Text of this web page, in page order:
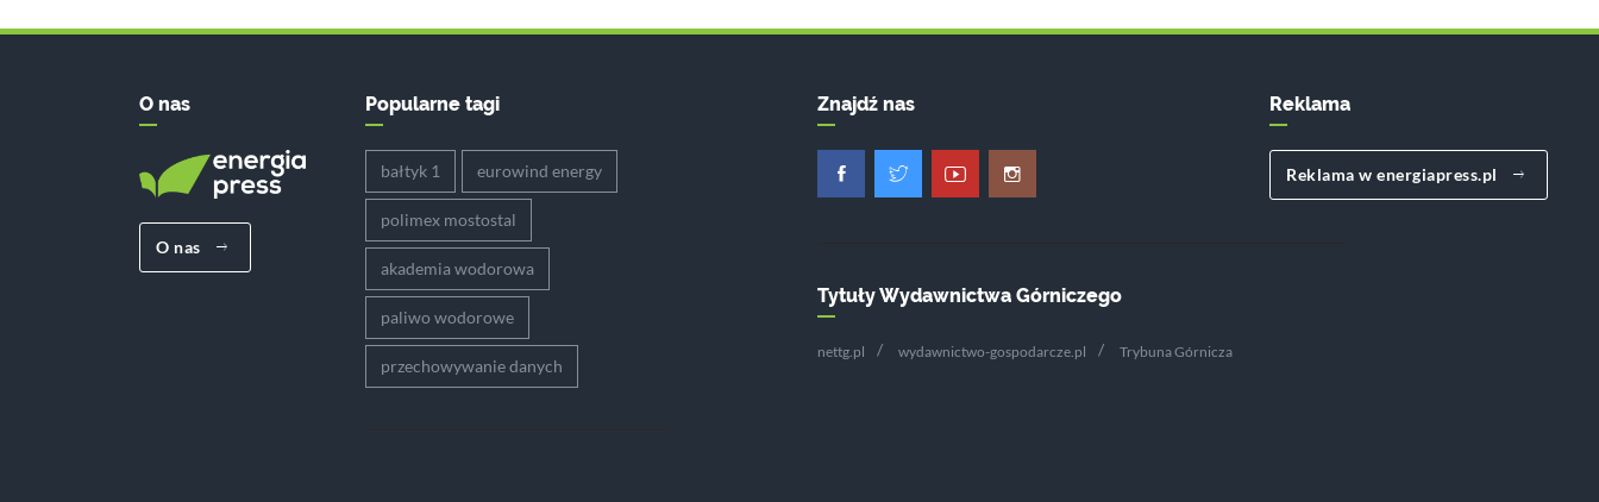
O nas
O nas
Popularne tagi
bałtyk 1 eurowind energy
polimex mostostal
akademia wodorowa
paliwo wodorowe
przechowywanie danych
Znajdź nas
Tytuły Wydawnictwa Górniczego
nettg.pl wydawnictwo-gospodarcze.pl Trybuna Górnicza
Reklama
Reklama w energiapress.pl